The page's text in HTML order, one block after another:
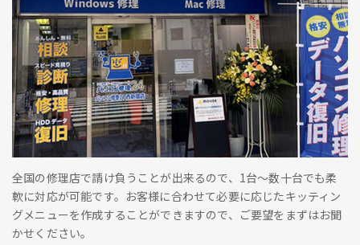
全国の修理店で請け負うことが出来るので、1台～数十台でも柔
軟に対応が可能です。お客様に合わせて必要に応じたキッティン
グメニューを作成することができますので、ご要望をまずはお聞
かせください。